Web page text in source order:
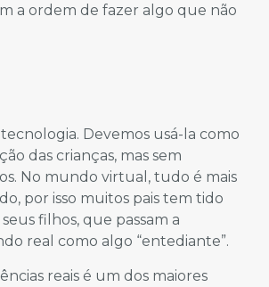
a ordem de fazer algo que não
tecnologia. Devemos usá-la como
das crianças, mas sem
No mundo virtual, tudo é mais
por isso muitos pais tem tido
filhos, que passam a
real como algo “entediante”.
reais é um dos maiores